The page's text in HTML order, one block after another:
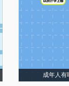
成年人有